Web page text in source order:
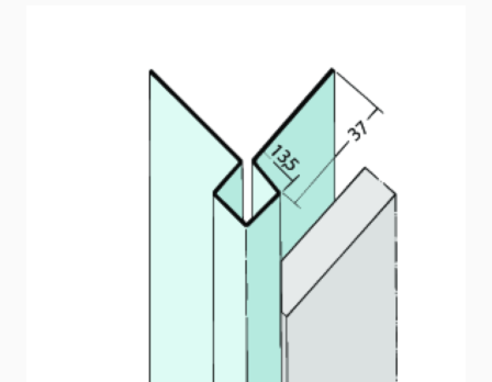
Kantenprofil ohne
Schnittkantenüberdeckung (13,5 mm,
Kantenprofil für Fassadenbekleidungen bis 13,5 mm.
9080
Produktinformation